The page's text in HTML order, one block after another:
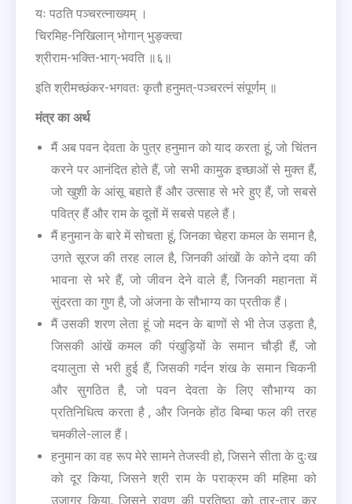
यः पठति पञ्चरत्नाख्यम् ।
चिरमिह-निखिलान् भोगान् भुङ्क्त्वा
श्रीराम-भक्ति-भाग्-भवति ॥६॥
इति श्रीमच्छंकर-भगवतः कृतौ हनुमत्-पञ्चरत्नं संपूर्णम् ॥
मंत्र का अर्थ
मैं अब पवन देवता के पुत्र हनुमान को याद करता हूं, जो चिंतन
करने पर आनंदित होते हैं, जो सभी कामुक इच्छाओं से मुक्त हैं,
जो खुशी के आंसू बहाते हैं और उत्साह से भरे हुए हैं, जो सबसे
पवित्र हैं और राम के दूतों में सबसे पहले हैं।
मैं हनुमान के बारे में सोचता हूं, जिनका चेहरा कमल के समान है,
उगते सूरज की तरह लाल है, जिनकी आंखों के कोने दया की
भावना से भरे हैं, जो जीवन देने वाले हैं, जिनकी महानता में
सुंदरता का गुण है, जो अंजना के सौभाग्य का प्रतीक हैं।
मैं उसकी शरण लेता हूं जो मदन के बाणों से भी तेज उड़ता है,
जिसकी आंखें कमल की पंखुड़ियों के समान चौड़ी हैं, जो
दयालुता से भरी हुई हैं, जिसकी गर्दन शंख के समान चिकनी
और सुगठित है, जो पवन देवता के लिए सौभाग्य का
प्रतिनिधित्व करता है , और जिनके होंठ बिम्बा फल की तरह
चमकीले-लाल हैं।
हनुमान का वह रूप मेरे सामने तेजस्वी हो, जिसने सीता के दुःख
को दूर किया, जिसने श्री राम के पराक्रम की महिमा को
उजागर किया, जिसने रावण की प्रतिष्ठा को तार-तार कर